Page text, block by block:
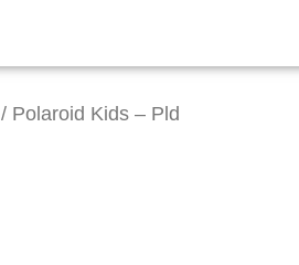
/ Polaroid Kids – Pld